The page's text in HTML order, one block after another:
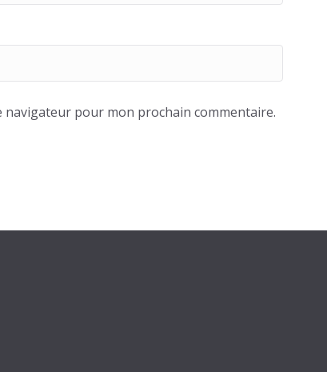
pour mon prochain commentaire.